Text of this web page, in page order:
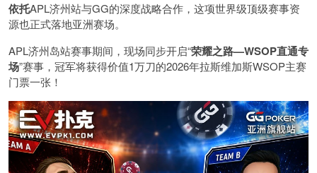
依托APL济州站与GG的深度战略合作，这项世界级顶级赛事资
源也正式落地亚洲赛场。
APL济州岛站赛事期间，现场同步开启“荣耀之路—WSOP直通专
场”赛事，冠军将获得价值1万刀的2026年拉斯维加斯WSOP主赛
门票一张！